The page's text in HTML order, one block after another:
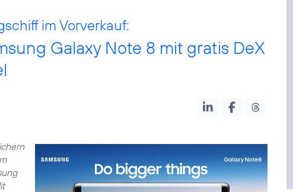
im Vorverkauf:
Galaxy Note 8 mit gratis DeX